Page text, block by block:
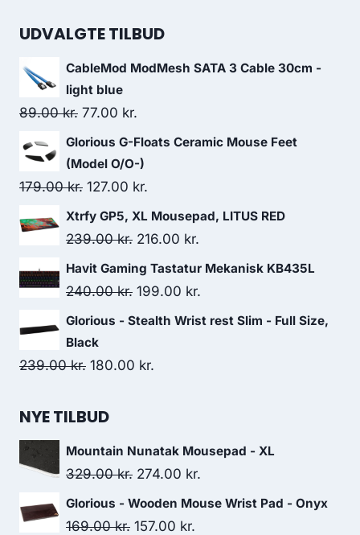
UDVALGTE TILBUD
CableMod ModMesh SATA 3 Cable 30cm -
light blue
89.00kr. Original
price
was:
89.00 kr..
77.00 kr.
price
is:
77.00 kr..
Glorious G-Floats Ceramic Mouse Feet
(Model O/O-)
179.00kr. Original
price
was:
127.00 kr.
price
is:
Xtrfy GP5, XL Mousepad, LITUS RED
239.00kr. Original
price
was:
216.00 kr.
price
Havit Gaming Tastatur Mekanisk KB435L
240.00kr. Original
price
240.00 kr..
199.00 kr.
price
Glorious - Stealth Wrist rest Slim - Full Size,
Black
239.00kr. Original
was:
180.00 kr.
NYE TILBUD
Mountain Nunatak Mousepad - XL
329.00kr. Original
price
was:
274.00 kr.
price
Glorious - Wooden Mouse Wrist Pad - Onyx
169.00kr. Original
157.00 kr.